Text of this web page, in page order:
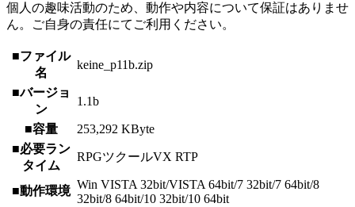
個人の趣味活動のため、動作や内容について保証はありませ
ん。ご自身の責任にてご利用ください。
■ファイル
名
keine_p11b.zip
■バージョ
ン
1.1b
■容量
253,292 KByte
■必要ラン
タイム
RPGツクールVX RTP
■動作環境 Win VISTA 32bit/VISTA 64bit/7 32bit/7 64bit/8
32bit/8 64bit/10 32bit/10 64bit